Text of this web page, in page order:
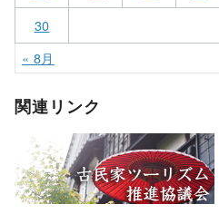
30
« 8月
関連リンク